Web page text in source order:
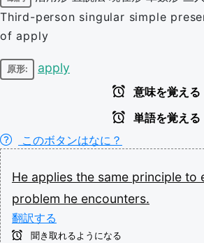
Third-person singular simple
of apply
原形: apply
意味を覚える
単語を覚える
このボタンはなに？
He applies the same principle to
problem he encounters.
翻訳する
聞き取れるようになる